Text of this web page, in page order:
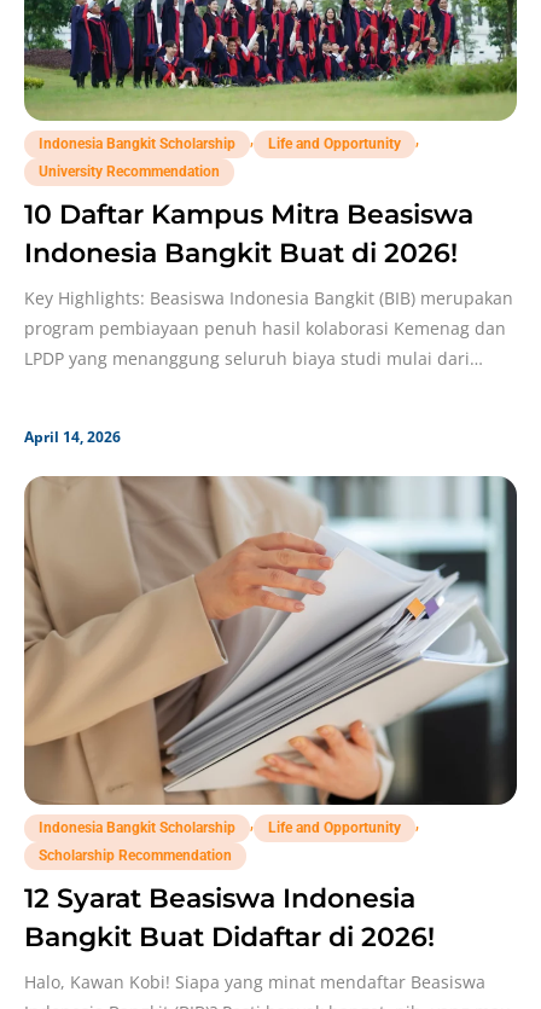
Indonesia Bangkit Scholarship Life and Opportunity
University Recommendation
10 Daftar Kampus Mitra Beasiswa
Indonesia Bangkit Buat di 2026!
Key Highlights: Beasiswa Indonesia Bangkit (BIB) merupakan
program pembiayaan penuh hasil kolaborasi Kemenag dan
LPDP yang menanggung seluruh biaya studi mulai dari
April 14, 2026
Indonesia Bangkit Scholarship Life and Opportunity
Scholarship Recommendation
12 Syarat Beasiswa Indonesia
Bangkit Buat Didaftar di 2026!
Halo, Kawan Kobi! Siapa yang minat mendaftar Beasiswa